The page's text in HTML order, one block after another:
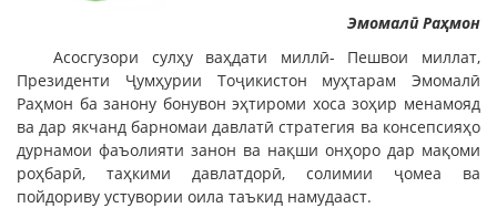
Эмомалӣ Раҳмон
Асосгузори сулҳу ваҳдати миллӣ- Пешвои миллат,
Президенти Ҷумҳурии Тоҷикистон муҳтарам Эмомалӣ
Раҳмон ба занону бонувон эҳтироми хоса зоҳир менамояд
ва дар якчанд барномаи давлатӣ стратегия ва консепсияҳо
дурнамои фаъолияти занон ва нақши онҳоро дар мақоми
роҳбарӣ, таҳкими давлатдорӣ, солимии ҷомеа ва
пойдориву устувории оила таъкид намудааст.